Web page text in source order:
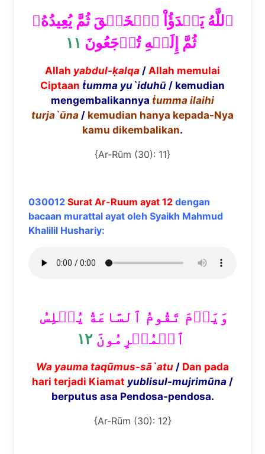
ٱللَّهُ يَبۡدَؤُاْ ٱلۡخَلۡقَ ثُمَّ يُعِيدُهُۥ
ثُمَّ إِلَيۡهِ تُرۡجَعُونَ ١١
Allah yabdul-ḳalqa / Allah memulai
Ciptaan ṫumma yu`iduhū / kemudian
mengembalikannya ṫumma ilaihi
turja`ūna / kemudian hanya kepada-Nya
kamu dikembalikan.
{Ar-Rūm (30): 11}
030012 Surat Ar-Ruum ayat 12 dengan
bacaan murattal ayat oleh Syaikh Mahmud
Khalilil Hushariy:
وَيَوۡمَ تَقُومُ ٱلسَّاعَةُ يُبۡلِسُ
ٱلۡمُجۡرِمُونَ١٢
Wa yauma taqūmus-sā`atu / Dan pada
hari terjadi Kiamat yublisul-mujrimūna /
berputus asa Pendosa-pendosa.
{Ar-Rūm (30): 12}